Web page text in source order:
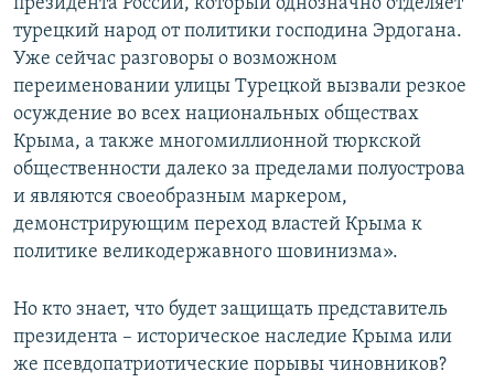
президента России, который однозначно отделяет
турецкий народ от политики господина Эрдогана.
Уже сейчас разговоры о возможном
переименовании улицы Турецкой вызвали резкое
осуждение во всех национальных обществах
Крыма, а также многомиллионной тюркской
общественности далеко за пределами полуострова
и являются своеобразным маркером,
демонстрирующим переход властей Крыма к
политике великодержавного шовинизма».
Но кто знает, что будет защищать представитель
президента – историческое наследие Крыма или
же псевдопатриотические порывы чиновников?